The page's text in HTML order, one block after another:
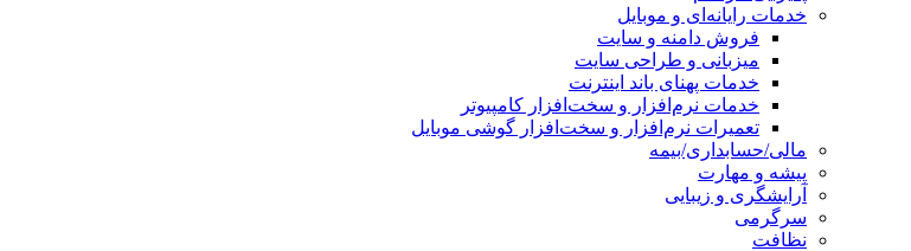
خدمات رایانه‌ای و موبایل
فروش دامنه و سایت
میزبانی و طراحی سایت
خدمات پهنای باند اینترنت
خدمات نرم‌افزار و سخت‌افزار کامپیوتر
تعمیرات نرم‌افزار و سخت‌افزار گوشی موبایل
مالی/حسابداری/بیمه
پیشه و مهارت
آرایشگری و زیبایی
سرگرمی
نظافت